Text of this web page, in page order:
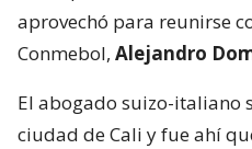
aprovechó para reunirse
Conmebol, Alejandro
El abogado suizo-italiano
ciudad de Cali y fue ahí